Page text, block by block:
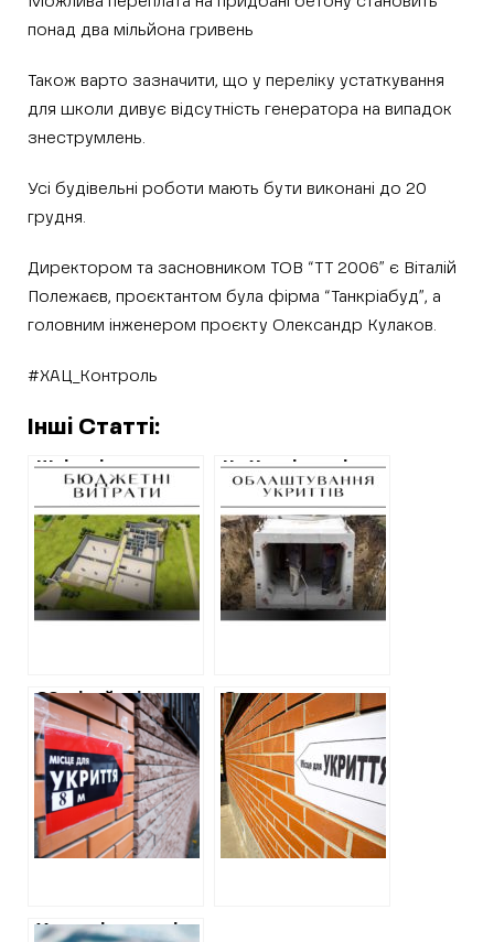
понад два мільйона гривень
Також варто зазначити, що у переліку устаткування
для школи дивує відсутність генератора на випадок
знеструмлень.
Усі будівельні роботи мають бути виконані до 20
грудня.
Директором та засновником ТОВ “ТТ 2006” є Віталій
Полежаєв, проєктантом була фірма “Танкріабуд”, а
головним інженером проєкту Олександр Кулаков.
#ХАЦ_Контроль
Інші Статті:
Шкільні укриття
на Харківщині
будують удвічі
дорожче, ніж на
Київщині: аналіз
ХАЦ
На Харківщині
перша громада
замовила
придбання
модульних
укриттів
20 мільйонів на
проєкти
будівництва
бомбосховищ у
школах:
перемагають
фірми з Полтави
Створення
укриття у
навчальних
закладах громад
на Харківщині:
договори,
проєкти,
підрядники
Управління освіти